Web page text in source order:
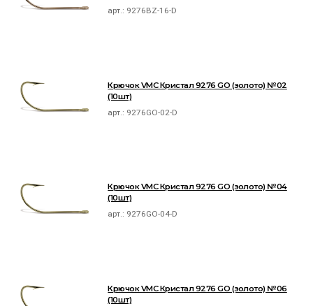
арт.: 9276BZ-16-D
Крючок VMC Кристал 9276 GO (золото) №02
(10шт)
арт.: 9276GO-02-D
Крючок VMC Кристал 9276 GO (золото) №04
(10шт)
арт.: 9276GO-04-D
Крючок VMC Кристал 9276 GO (золото) №06
(10шт)